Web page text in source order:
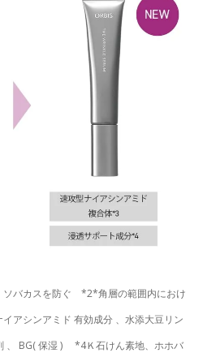
ソバカスを防ぐ *2*角層の範囲内におけ
アシンアミド 有効成分 、水添大豆リン
、 BG( 保湿 ) *4Ｋ石けん素地、ホホバ